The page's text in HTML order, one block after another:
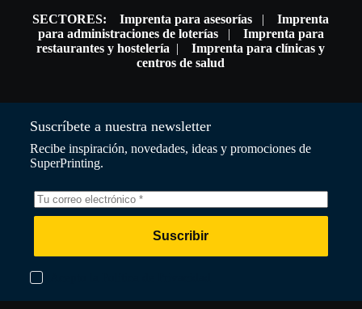
SECTORES: Imprenta para asesorías |Imprenta
para administraciones de loterías| Imprenta para
restaurantes y hostelería |Imprenta para clínicas y
centros de salud
Suscríbete a nuestra newsletter
Recibe inspiración, novedades, ideas y promociones de
SuperPrinting.
Suscribir